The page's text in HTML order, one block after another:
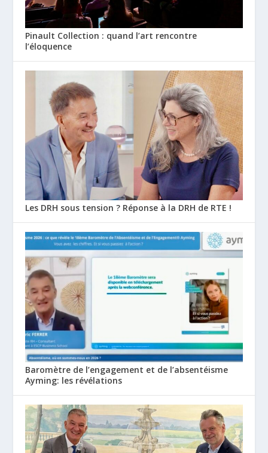
Pinault Collection : quand l’art rencontre
l’éloquence
Les DRH sous tension ? Réponse à la DRH de RTE !
Baromètre de l’engagement et de l’absentéisme
Ayming: les révélations